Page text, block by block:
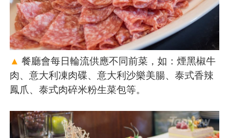
▲ 餐廳會每日輪流供應不同前菜，如：煙黑椒牛
肉、意大利凍肉碟、意大利沙樂美腸、泰式香辣
鳳爪、泰式肉碎米粉生菜包等。